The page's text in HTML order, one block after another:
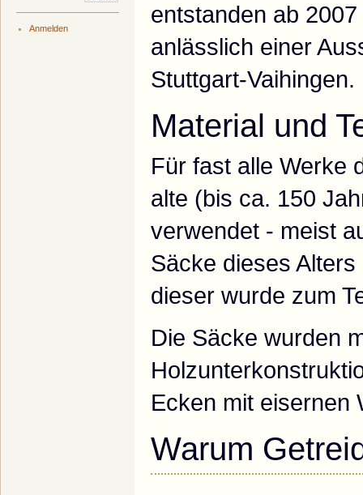
Anmelden
entstanden ab
anlässlich einer
Stuttgart-Vaihingen.
Material und
Für fast alle Werke
alte (bis ca. 150
verwendet - meist
Säcke dieses
dieser wurde zum
Die Säcke wurden
Ecken mit eisernen
Warum